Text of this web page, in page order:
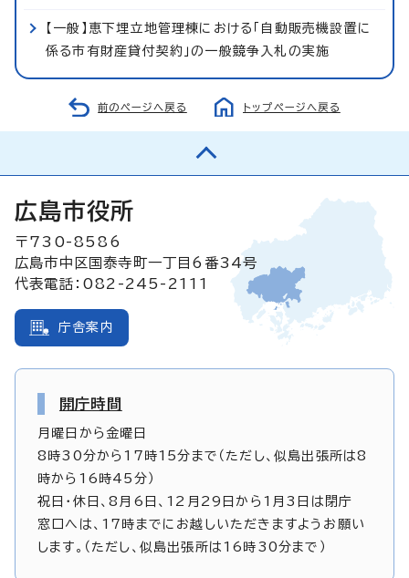
【一般】恵下埋立地管理棟における「自動販売機設置に
係る市有財産貸付契約」の一般競争入札の実施
前のページへ戻る トップページへ戻る
広島市役所
〒730-8586
広島市中区国泰寺町一丁目6番34号
代表電話：082-245-2111
庁舎案内
開庁時間
月曜日から金曜日
8時30分から17時15分まで（ただし、似島出張所は8
時から16時45分）
祝日・休日、8月6日、12月29日から1月3日は閉庁
窓口へは、17時までにお越しいただきますようお願い
します。（ただし、似島出張所は16時30分まで）